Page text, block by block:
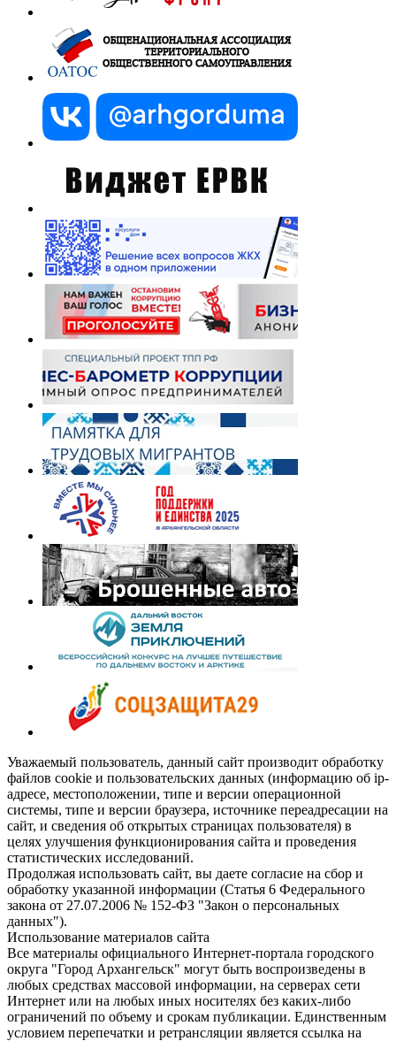
Уважаемый пользователь, данный сайт производит обработку
файлов cookie и пользовательских данных (информацию об ip-
адресе, местоположении, типе и версии операционной
системы, типе и версии браузера, источнике переадресации на
сайт, и сведения об открытых страницах пользователя) в
целях улучшения функционирования сайта и проведения
статистических исследований.
Продолжая использовать сайт, вы даете согласие на сбор и
обработку указанной информации (Статья 6 Федерального
закона от 27.07.2006 № 152-ФЗ "Закон о персональных
данных").
Использование материалов сайта
Все материалы официального Интернет-портала городского
округа "Город Архангельск" могут быть воспроизведены в
любых средствах массовой информации, на серверах сети
Интернет или на любых иных носителях без каких-либо
ограничений по объему и срокам публикации. Единственным
условием перепечатки и ретрансляции является ссылка на